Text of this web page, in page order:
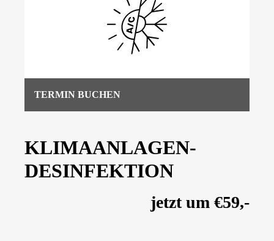
TERMIN BUCHEN
KLIMAANLAGEN-
DESINFEKTION
jetzt um €59,-